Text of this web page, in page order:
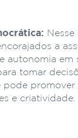
Nesse
a
autonomia em
tomar
pode
e criatividade.